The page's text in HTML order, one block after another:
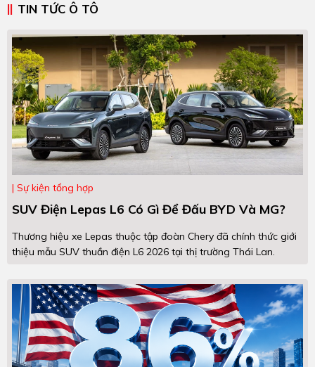
TIN TỨC Ô TÔ
Sự kiện tổng hợp
SUV Điện Lepas L6 Có Gì Để Đấu BYD Và MG?
Thương hiệu xe Lepas thuộc tập đoàn Chery đã chính thức giới
thiệu mẫu SUV thuần điện L6 2026 tại thị trường Thái Lan.